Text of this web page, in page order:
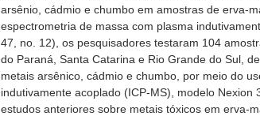
arsênio, cádmio e chumbo em amostras de erva-
espectrometria de massa com plasma
47, no. 12), os pesquisadores testaram 104
do Paraná, Santa Catarina e Rio Grande do Sul,
metais arsênico, cádmio e chumbo, por meio do
indutivamente acoplado (ICP-MS), modelo Nexion
estudos anteriores sobre metais tóxicos em erva-